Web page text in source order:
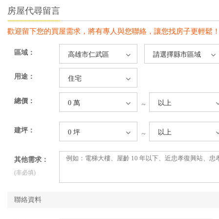
房屋代尋留言
歡迎留下您的買屋需求，將有專人與您聯絡，讓您找房子更輕鬆！
區域： 高雄市仁武區 請選擇縣市區域
用途： 住宅
總價： 0 萬 ~ 以上
建坪： 0 坪 ~ 以上
其他需求：
(非必填)
聯絡資料